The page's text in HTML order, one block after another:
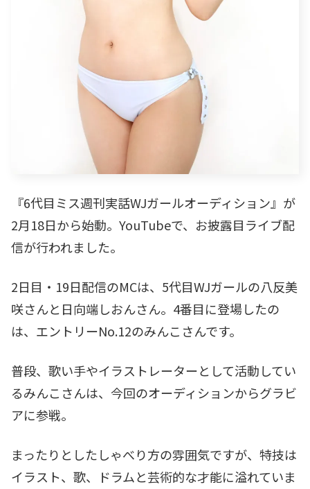
『6代目ミス週刊実話WJガールオーディション』が
2月18日から始動。YouTubeで、お披露目ライブ配
信が行われました。
2日目・19日配信のMCは、5代目WJガールの八反美
咲さんと日向端しおんさん。4番目に登場したの
は、エントリーNo.12のみんこさんです。
普段、歌い手やイラストレーターとして活動してい
るみんこさんは、今回のオーディションからグラビ
アに参戦。
まったりとしたしゃべり方の雰囲気ですが、特技は
イラスト、歌、ドラムと芸術的な才能に溢れていま